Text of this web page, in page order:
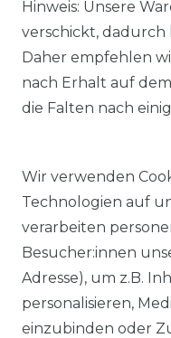
Hinweis: Unsere
verschickt,
Daher empfehlen
nach Erhalt auf
die Falten nach
Wir verwenden
Technologien auf
verarbeiten
Besucher:innen
Adresse), um z.B.
personalisieren,
einzubinden oder